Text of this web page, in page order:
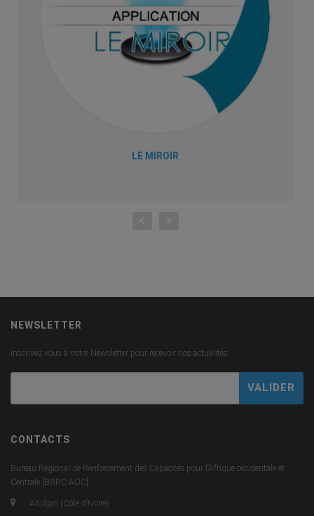
LE MIROIR
NEWSLETTER
Inscrivez vous à notre Newsletter pour recevoir nos actualités
CONTACTS
Bureau Régional de Renforcement des Capacités pour l’Afrique occidentale et
Centrale [BRRC-AOC]
Abidjan (Côte d’Ivoire)